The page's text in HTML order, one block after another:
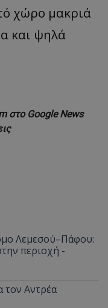
χώρο μακριά
και ψηλά
στο Google News
Λεμεσού–Πάφου:
περιοχή -
τον Αντρέα